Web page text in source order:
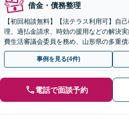
借金・債務整理
【初回相談無料】【法テラス利用可】自
理、過払金請求、時効の援用などの解決
費生活審議会委員を務め、山形県の多重
【オンライン面談可】【無料駐車場あり
事例を見る(4件)
電話で面談予約